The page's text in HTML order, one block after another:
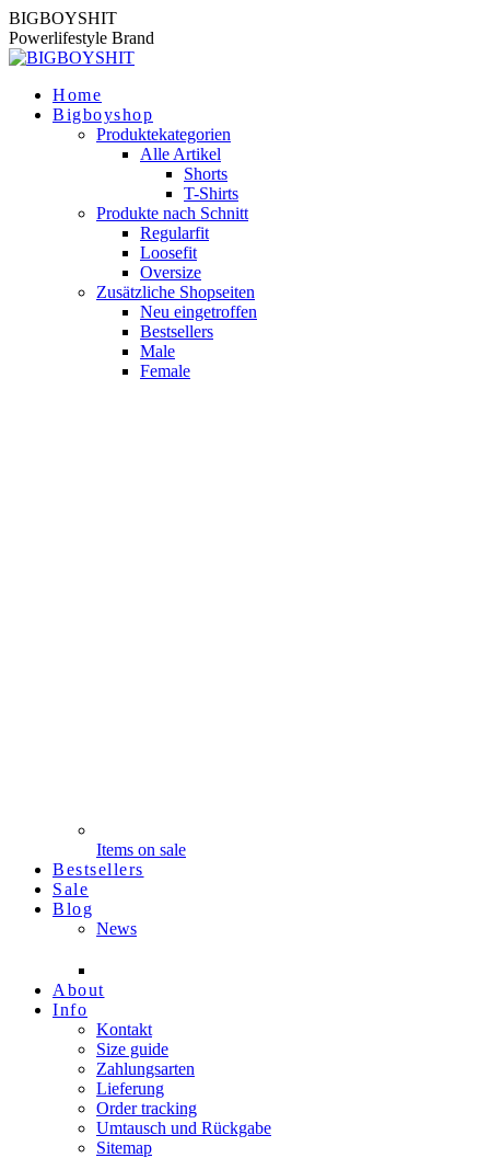
Zum
Inhalt
springen
BIGBOYSHIT
Powerlifestyle Brand
Home
Bigboyshop
Produktekategorien
Alle Artikel
Shorts
T-Shirts
Produkte nach Schnitt
Regularfit
Loosefit
Oversize
Zusätzliche Shopseiten
Neu eingetroffen
Bestsellers
Male
Female
Items on sale
Bestsellers
Sale
Blog
News
About
Info
Kontakt
Size guide
Zahlungsarten
Lieferung
Order tracking
Umtausch und Rückgabe
Sitemap